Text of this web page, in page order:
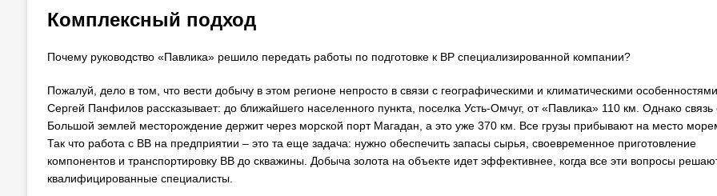
Комплексный подход
Почему руководство «Павлика» решило передать работы по подготовке к ВР специализированной компании?
Пожалуй, дело в том, что вести добычу в этом регионе непросто в связи с географическими и климатическими
Сергей Панфилов рассказывает: до ближайшего населенного пункта, поселка Усть-Омчуг, от «Павлика» 110 км. Однако связь
Большой землей месторождение держит через морской порт Магадан, а это уже 370 км. Все грузы прибывают на место
Так что работа с ВВ на предприятии – это та еще задача: нужно обеспечить запасы сырья, своевременное приготовление
компонентов и транспортировку ВВ до скважины. Добыча золота на объекте идет эффективнее, когда все эти вопросы
квалифицированные специалисты.